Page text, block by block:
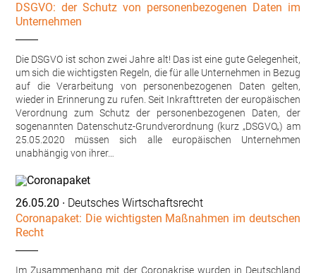
DSGVO: der Schutz von personenbezogenen Daten im
Unternehmen
Die DSGVO ist schon zwei Jahre alt! Das ist eine gute Gelegenheit,
um sich die wichtigsten Regeln, die für alle Unternehmen in Bezug
auf die Verarbeitung von personenbezogenen Daten gelten,
wieder in Erinnerung zu rufen. Seit Inkrafttreten der europäischen
Verordnung zum Schutz der personenbezogenen Daten, der
sogenannten Datenschutz-Grundverordnung (kurz „DSGVO„) am
25.05.2020 müssen sich alle europäischen Unternehmen
unabhängig von ihrer…
26.05.20 ∙ Deutsches Wirtschaftsrecht
Coronapaket: Die wichtigsten Maßnahmen im deutschen
Recht
Im Zusammenhang mit der Coronakrise wurden in Deutschland